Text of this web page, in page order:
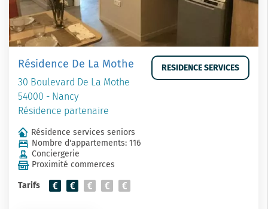
Résidence De La Mothe
30 Boulevard De La Mothe
54000 - Nancy
Résidence partenaire
RESIDENCE SERVICES
Résidence services seniors
Nombre d'appartements: 116
Conciergerie
Proximité commerces
Tarifs